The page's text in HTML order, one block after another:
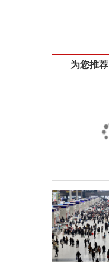
为您推荐